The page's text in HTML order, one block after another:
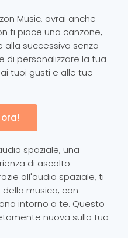
Music, avrai anche
ti piace una canzone,
successiva senza
di personalizzare la tua
tuoi gusti e alle tue
spaziale, una
di ascolto
all'audio spaziale, ti
musica, con
intorno a te. Questo
nuova sulla tua